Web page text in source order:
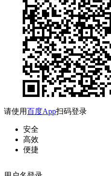
请使用百度App扫码登录
安全
高效
便捷